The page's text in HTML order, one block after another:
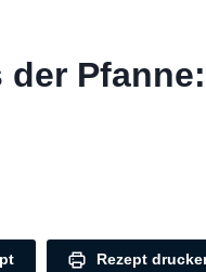
Rezept